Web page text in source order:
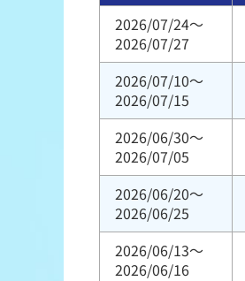
2026/07/24～
2026/07/27
2026/07/10～
2026/07/15
2026/06/30～
2026/07/05
2026/06/20～
2026/06/25
2026/06/13～
2026/06/16